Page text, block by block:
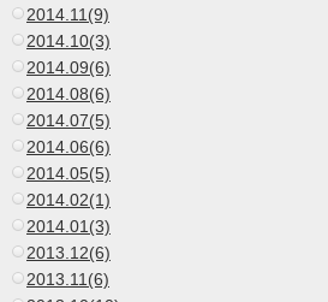
2014.11(9)
2014.10(3)
2014.09(6)
2014.08(6)
2014.07(5)
2014.06(6)
2014.05(5)
2014.02(1)
2014.01(3)
2013.12(6)
2013.11(6)